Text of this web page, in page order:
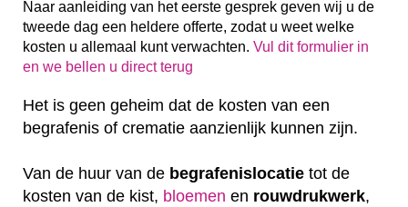
Naar aanleiding van het eerste gesprek geven wij u de
tweede dag een heldere offerte, zodat u weet welke
kosten u allemaal kunt verwachten. Vul dit formulier in
en we bellen u direct terug
Het is geen geheim dat de kosten van een
begrafenis of crematie aanzienlijk kunnen zijn.
Van de huur van de begrafenislocatie tot de
kosten van de kist, bloemen en rouwdrukwerk,